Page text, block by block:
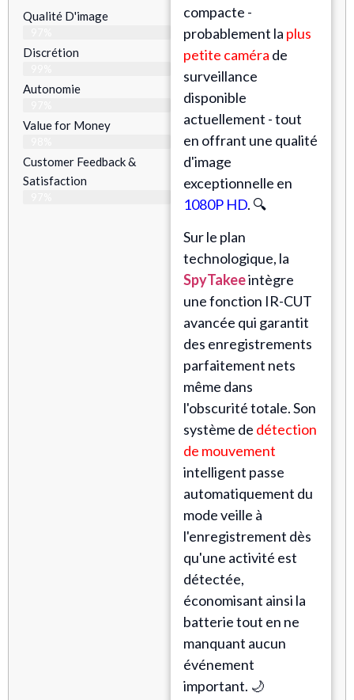
Qualité D'image
Discrétion
Autonomie
Value for Money
Customer Feedback &
Satisfaction​
compacte -
probablement la plus
petite caméra de
surveillance
disponible
actuellement - tout
en offrant une qualité
d'image
exceptionnelle en
1080P HD. 🔍
Sur le plan
technologique, la
SpyTakeeintègre
une fonction IR-CUT
avancée qui garantit
des enregistrements
parfaitement nets
même dans
l'obscurité totale. Son
système de détection
de mouvement
intelligent passe
automatiquement du
mode veille à
l'enregistrement dès
qu'une activité est
détectée,
économisant ainsi la
batterie tout en ne
manquant aucun
événement
important. 🌙